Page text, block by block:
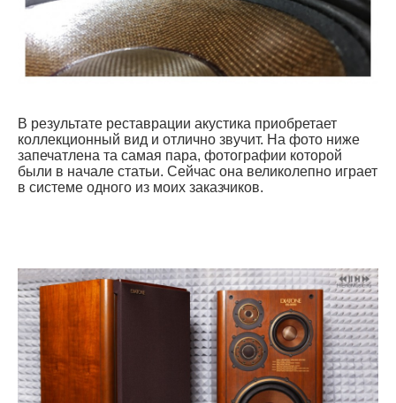
В результате реставрации акустика приобретает
коллекционный вид и отлично звучит. На фото ниже
запечатлена та самая пара, фотографии которой
были в начале статьи. Сейчас она великолепно играет
в системе одного из моих заказчиков.